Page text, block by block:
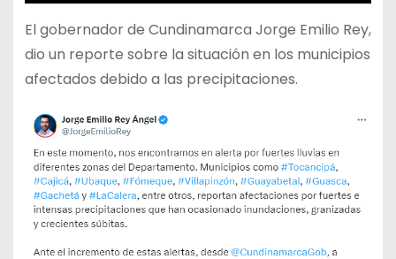
El gobernador de Cundinamarca Jorge Emilio Rey,
dio un reporte sobre la situación en los municipios
afectados debido a las precipitaciones.